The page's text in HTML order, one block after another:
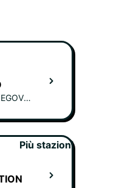
SARAJEVO - BOSNIA AND HERZEGOVINA
Più stazioni